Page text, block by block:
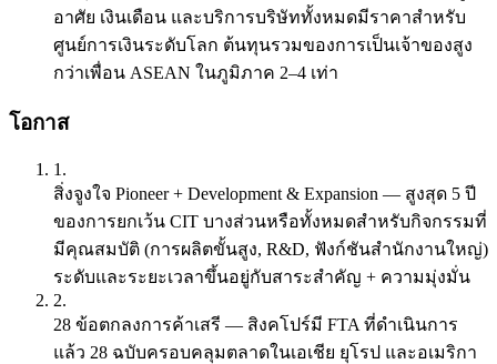
อาศัย เงินเดือน และบริการบริษัททั้งหมดมีราคาสำหรับ
ศูนย์การเงินระดับโลก ต้นทุนรวมของการเป็นเจ้าของสูง
กว่าเพื่อน ASEAN ในภูมิภาค 2–4 เท่า
โอกาส
1.
สิ่งจูงใจ Pioneer + Development & Expansion — สูงสุด 5 ปี
ของการยกเว้น CIT บางส่วนหรือทั้งหมดสำหรับกิจกรรมที่
มีคุณสมบัติ (การผลิตขั้นสูง, R&D, ฟังก์ชันสำนักงานใหญ่)
ระดับและระยะเวลาขึ้นอยู่กับสาระสำคัญ + ความมุ่งมั่น
2.
28 ข้อตกลงการค้าเสรี — สิงคโปร์มี FTA ที่ดำเนินการ
แล้ว 28 ฉบับครอบคลุมตลาดในเอเชีย ยุโรป และอเมริกา